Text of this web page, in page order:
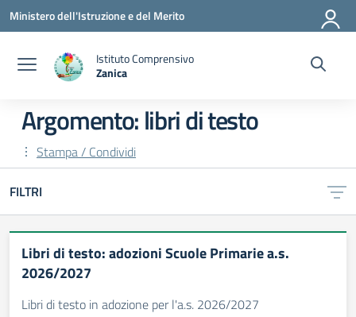
Vai ai contenuti
Vai al menu di navigazione
Vai al footer
Ministero dell'Istruzione e del Merito
Istituto Comprensivo
Zanica
Argomento: libri di testo
Stampa / Condividi
FILTRI
Libri di testo: adozioni Scuole Primarie a.s.
2026/2027
Libri di testo in adozione per l'a.s. 2026/2027